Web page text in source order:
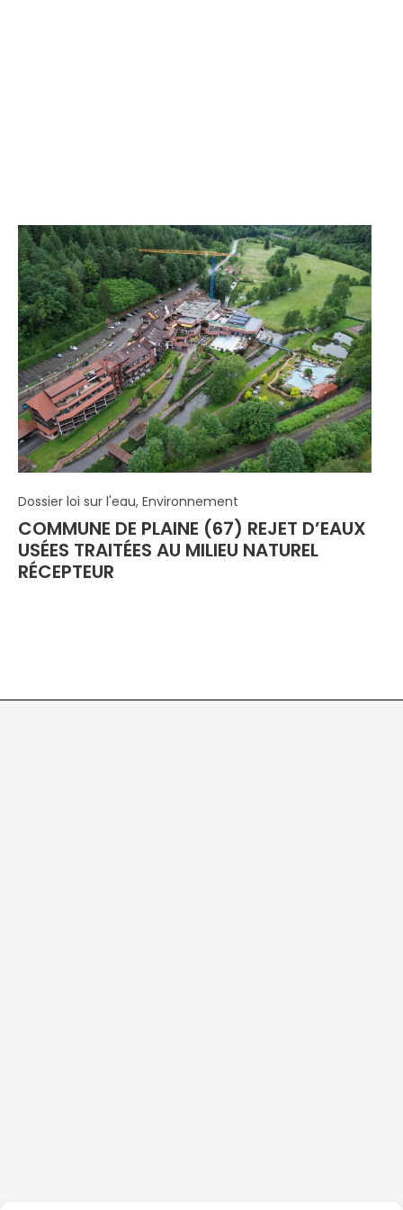
Dossier loi sur l'eau, Environnement
COMMUNE DE PLAINE (67) REJET D’EAUX
USÉES TRAITÉES AU MILIEU NATUREL
RÉCEPTEUR